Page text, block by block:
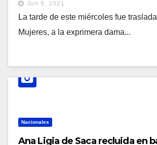
Jun 9, 2021
La tarde de este miércoles fue
Mujeres, a la exprimera dama...
Nacionales
Ana Ligia de Saca recluida en